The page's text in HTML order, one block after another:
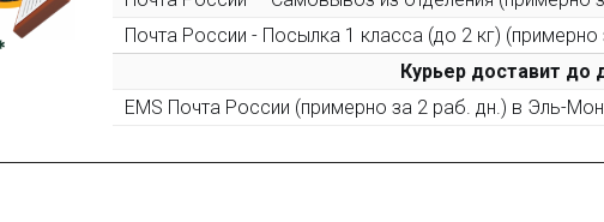
Пришлите фото поэтапной сборки купленного конструктора
10% при покупке следующего набора (не дороже 10 000
за текстовый отзыв или 100₽ за отзыв с фото.
Почта России - Посылка 1 класса (до 2 кг)
Курьер доставит до
EMS Почта России (примерно за 2 раб. дн.) в Эль-